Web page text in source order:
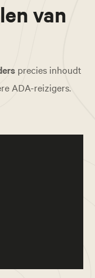
van
precies inhoudt
ADA-reizigers.